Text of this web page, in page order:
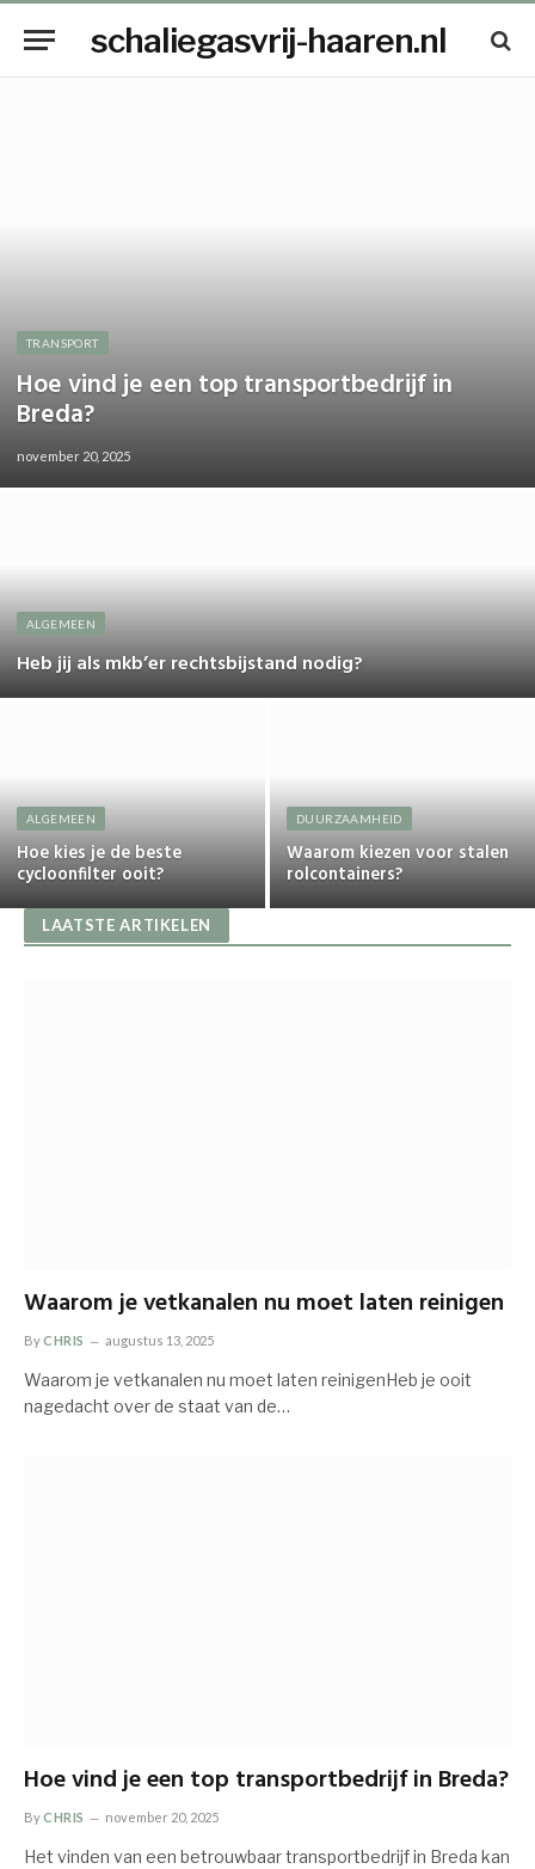
schaliegasvrij-haaren.nl
TRANSPORT
Hoe vind je een top transportbedrijf in
Breda?
november 20, 2025
ALGEMEEN
Heb jij als mkb’er rechtsbijstand nodig?
ALGEMEEN
Hoe kies je de beste
cycloonfilter ooit?
DUURZAAMHEID
Waarom kiezen voor stalen
rolcontainers?
LAATSTE ARTIKELEN
Waarom je vetkanalen nu moet laten reinigen
ByCHRIS augustus 13, 2025
Waarom je vetkanalen nu moet laten reinigenHeb je ooit
nagedacht over de staat van de…
Hoe vind je een top transportbedrijf in Breda?
ByCHRIS november 20, 2025
Het vinden van een betrouwbaar transportbedrijf in Breda kan